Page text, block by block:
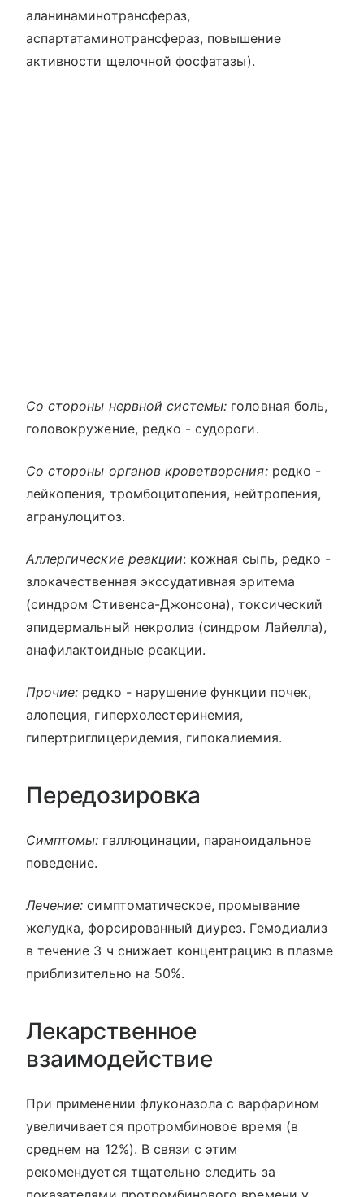
аланинаминотрансфераз,
аспартатаминотрансфераз, повышение
активности щелочной фосфатазы).
Со стороны нервной системы: головная боль,
головокружение, редко - судороги.
Со стороны органов кроветворения:редко -
лейкопения, тромбоцитопения, нейтропения,
агранулоцитоз.
Аллергические реакции: кожная сыпь, редко -
злокачественная экссудативная эритема
(синдром Стивенса-Джонсона), токсический
эпидермальный некролиз (синдром Лайелла),
анафилактоидные реакции.
Прочие: редко - нарушение функции почек,
алопеция, гиперхолестеринемия,
гипертриглицеридемия, гипокалиемия.
Передозировка
Симптомы: галлюцинации, параноидальное
поведение.
Лечение: симптоматическое, промывание
желудка, форсированный диурез. Гемодиализ
в течение 3 ч снижает концентрацию в плазме
приблизительно на 50%.
Лекарственное
взаимодействие
При применении флуконазола с варфарином
увеличивается протромбиновое время (в
среднем на 12%). В связи с этим
рекомендуется тщательно следить за